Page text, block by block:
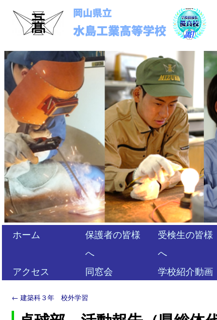
ホーム
保護者の皆様
へ
受検生の皆様
へ
アクセス
同窓会 学校紹介動画
← 建築科３年 校外学習